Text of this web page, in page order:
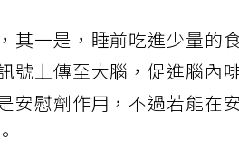
其一是，睡前吃進少量的食
號上傳至大腦，促進腦內
安慰劑作用，不過若能在安